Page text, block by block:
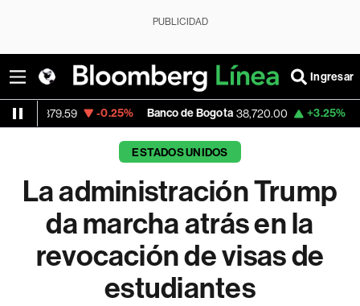
PUBLICIDAD
Ingresar
-0.25% Banco de Bogota 38,720.00 +3.25% Apple 308.63
ESTADOS UNIDOS
La administración Trump
da marcha atrás en la
revocación de visas de
estudiantes